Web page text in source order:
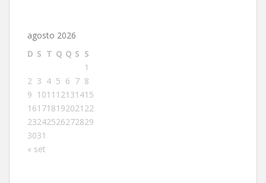
agosto 2026
D S T Q Q S S
1
2 3 4 5 6 7 8
9 1011 12131415
161718192021 22
23242526272829
3031
« set